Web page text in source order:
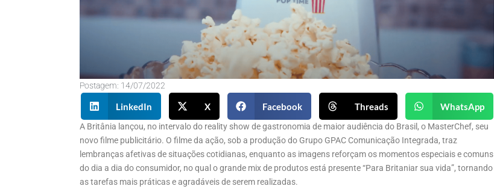
Postagem: 14/07/2022
LinkedIn X Facebook Threads WhatsApp
A Britânia lançou, no intervalo do reality show de gastronomia de maior audiência do Brasil, o MasterChef, seu
novo filme publicitário. O filme da ação, sob a produção do Grupo GPAC Comunicação Integrada, traz
lembranças afetivas de situações cotidianas, enquanto as imagens reforçam os momentos especiais e comuns
do dia a dia do consumidor, no qual o grande mix de produtos está presente “Para Britaniar sua vida”, tornando
as tarefas mais práticas e agradáveis de serem realizadas.